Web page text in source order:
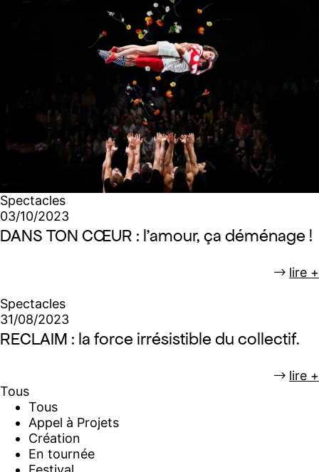
Spectacles
03/10/2023
DANS TON CŒUR : l’amour, ça déménage !
lire +
Spectacles
31/08/2023
RECLAIM : la force irrésistible du collectif.
lire +
Tous
Tous
Appel à Projets
Création
En tournée